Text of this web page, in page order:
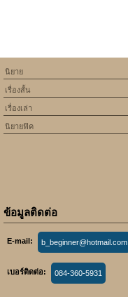
นิยาย
เรื่องสั้น
เรื่องเล่า
นิยายฟิค
ข้อมูลติดต่อ
E-mail: b_beginner@hotmail.com
เบอร์ติดต่อ: 084-360-5931